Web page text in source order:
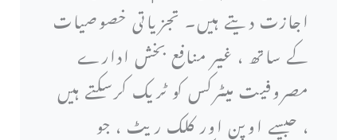
اجازت دیتے ہیں۔ تجزیاتی خصوصیات
کے ساتھ ، غیر منافع بخش ادارے
مصروفیت میٹرکس کو ٹریک کرسکتے ہیں
، جیسے اوپن اور کلک ریٹ ، جو